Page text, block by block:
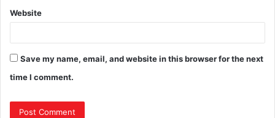
Website
Save my name, email, and website in this browser for the next
time I comment.